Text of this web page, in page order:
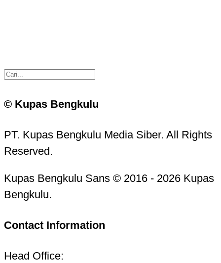
© Kupas Bengkulu
PT. Kupas Bengkulu Media Siber. All Rights
Reserved.
Kupas Bengkulu Sans © 2016 - 2026 Kupas
Bengkulu.
Contact Information
Head Office: